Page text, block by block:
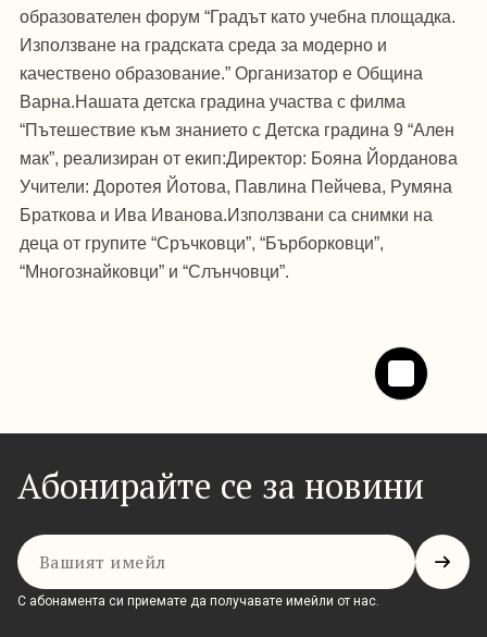
образователен форум “Градът като учебна площадка.
Използване на градската среда за модерно и
качествено образование.” Организатор е Община
Варна.Нашата детска градина участва с филма
“Пътешествие към знанието с Детска градина 9 “Ален
мак”, реализиран от екип:Директор: Бояна Йорданова
Учители: Доротея Йотова, Павлина Пейчева, Румяна
Браткова и Ива Иванова.Използвани са снимки на
деца от групите “Сръчковци”, “Бърборковци”,
“Многознайковци” и “Слънчовци”.
Абонирайте се за новини
Имейл
С абонамента си приемате да получавате имейли от нас.